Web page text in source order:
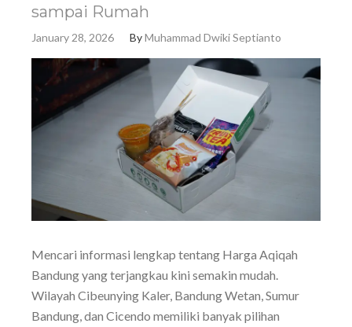
sampai Rumah
January 28, 2026 ByMuhammad Dwiki Septianto
Mencari informasi lengkap tentang Harga Aqiqah
Bandung yang terjangkau kini semakin mudah.
Wilayah Cibeunying Kaler, Bandung Wetan, Sumur
Bandung, dan Cicendo memiliki banyak pilihan